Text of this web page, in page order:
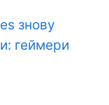
знову
геймери